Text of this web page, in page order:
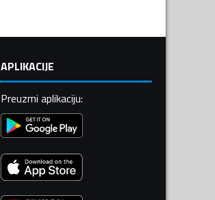
APLIKACIJE
Preuzmi aplikaciju: